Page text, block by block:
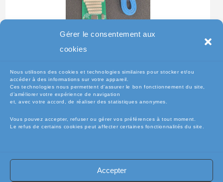
Gérer le consentement aux
cookies
Nous utilisons des cookies et technologies similaires pour stocker et/ou
accéder à des informations sur votre appareil.
Ces technologies nous permettent d’assurer le bon fonctionnement du site,
d’améliorer votre expérience de navigation
et, avec votre accord, de réaliser des statistiques anonymes.
Vous pouvez accepter, refuser ou gérer vos préférences à tout moment.
Le refus de certains cookies peut affecter certaines fonctionnalités du site.
Accepter